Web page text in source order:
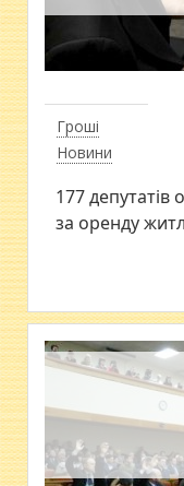
Гроші
Новини
177 депутатів
за оренду